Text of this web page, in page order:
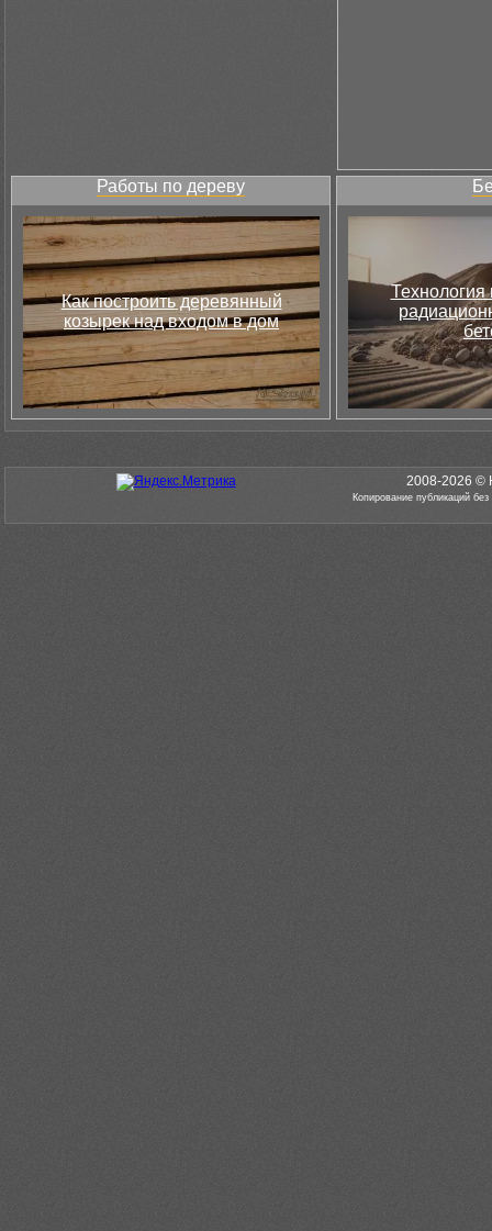
Работы по дереву
Как построить деревянный
козырек над входом в дом
Технология
2008-2026 ©
Копирование публикаций